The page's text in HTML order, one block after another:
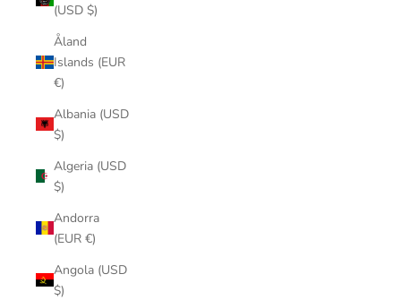
(USD $)
Åland
Islands (EUR
€)
Albania (USD
$)
Algeria (USD
$)
Andorra
(EUR €)
Angola (USD
$)